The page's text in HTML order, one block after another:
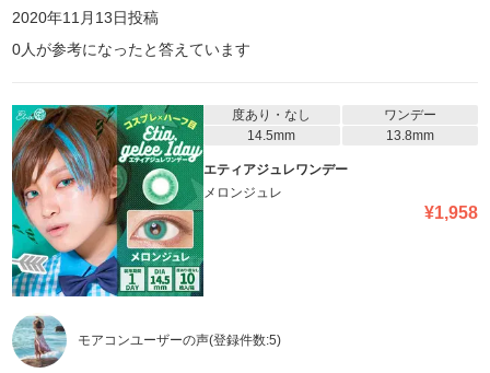
2020年11月13日投稿
0人が参考になったと答えています
度あり・なし
ワンデー
14.5mm
13.8mm
エティアジュレワンデー
メロンジュレ
¥1,958
モアコンユーザーの声(登録件数:5)